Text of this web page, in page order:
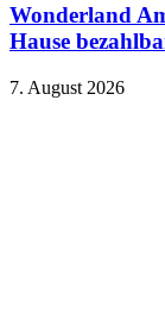
Wonderland
Hause
7. August 2026